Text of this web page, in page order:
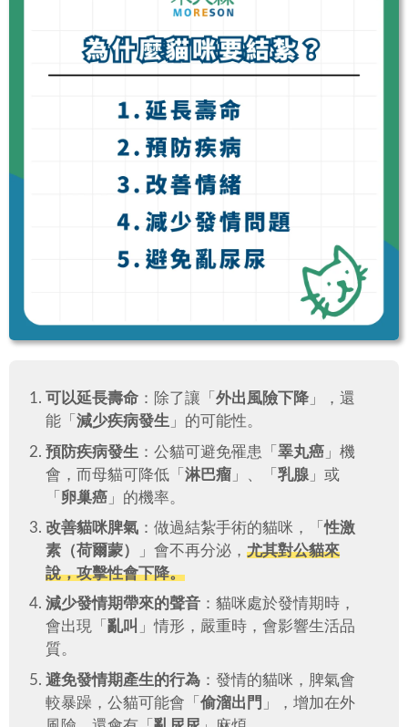
可以延長壽命：除了讓「 外出風險下降」，還
能「 減少疾病發生 」的可能性。
預防疾病發生 ：公貓可避免罹患「 睪丸癌」機
會，而母貓可降低「 淋巴瘤 」、「 乳腺」或
「 卵巢癌」的機率。
改善貓咪脾氣：做過結紮手術的貓咪，「性激
素（荷爾蒙）
」會不再分泌， 尤其對公貓來
說，攻擊性會下降。
減少發情期帶來的聲音：貓咪處於發情期時，
會出現「 亂叫 」情形，嚴重時，會影響生活品
質。
避免發情期產生的行為：發情的貓咪，脾氣會
較暴躁，公貓可能會「 偷溜出門 」，增加在外